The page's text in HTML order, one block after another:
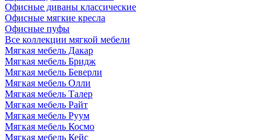
Офисные диваны классические
Офисные мягкие кресла
Офисные пуфы
Все коллекции мягкой мебели
Мягкая мебель Дакар
Мягкая мебель Бридж
Мягкая мебель Беверли
Мягкая мебель Олли
Мягкая мебель Талер
Мягкая мебель Райт
Мягкая мебель Руум
Мягкая мебель Космо
Мягкая мебель Кейс